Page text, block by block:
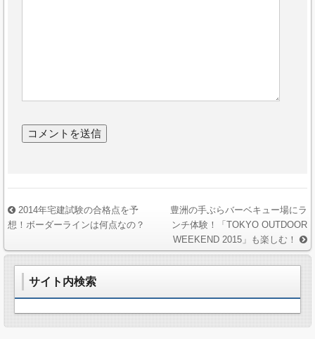
2014年宅建試験の合格点を予
想！ボーダーラインは何点なの？
豊洲の手ぶらバーベキュー場にラ
ンチ体験！「TOKYO OUTDOOR
WEEKEND 2015」も楽しむ！
サイト内検索